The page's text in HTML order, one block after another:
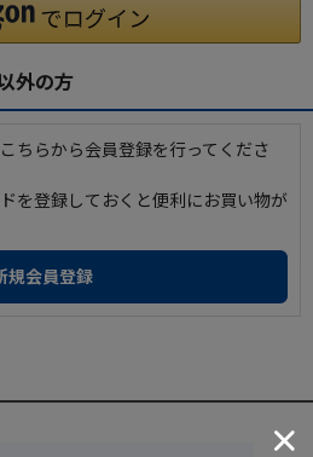
外の方
ちらから会員登録を行ってくださ
を登録しておくと便利にお買い物が